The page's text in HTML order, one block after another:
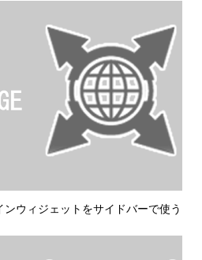
ウィジェットをサイドバーで使う